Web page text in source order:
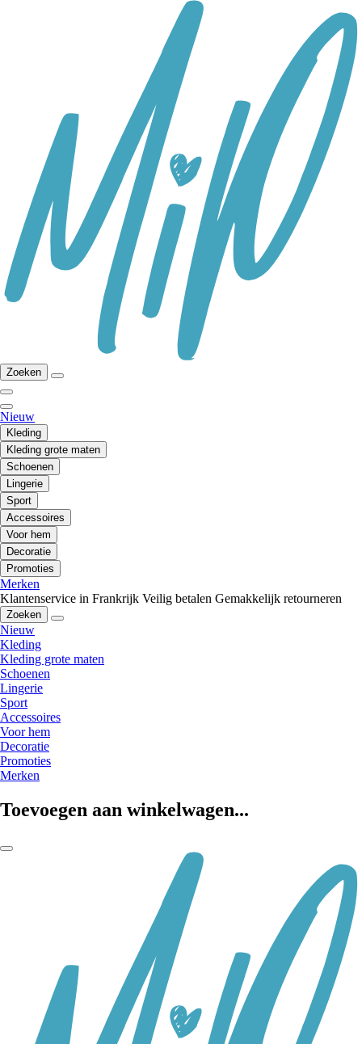
Zoeken
Nieuw
Kleding
Kleding grote maten
Schoenen
Lingerie
Sport
Accessoires
Voor hem
Decoratie
Promoties
Merken
Klantenservice in Frankrijk Veilig betalen Gemakkelijk retourneren
Zoeken
Nieuw
Kleding
Kleding grote maten
Schoenen
Lingerie
Sport
Accessoires
Voor hem
Decoratie
Promoties
Merken
Toevoegen aan winkelwagen...